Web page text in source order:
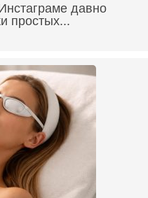
давно
простых...